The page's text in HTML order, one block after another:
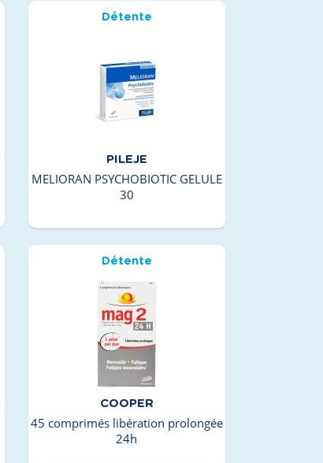
Détente
PILEJE
MELIORAN PSYCHOBIOTIC GELULE
30
Détente
COOPER
45 comprimés libération prolongée
24h